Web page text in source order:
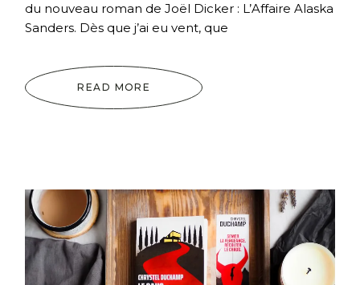
du nouveau roman de Joël Dicker : L’Affaire Alaska
Sanders. Dès que j’ai eu vent, que
READ MORE